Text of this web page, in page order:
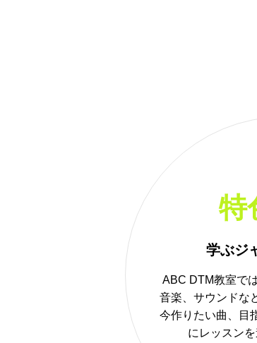
特
学ぶジ
ABC DTM教室で
音楽、サウンドな
今作りたい曲、目
にレッスン